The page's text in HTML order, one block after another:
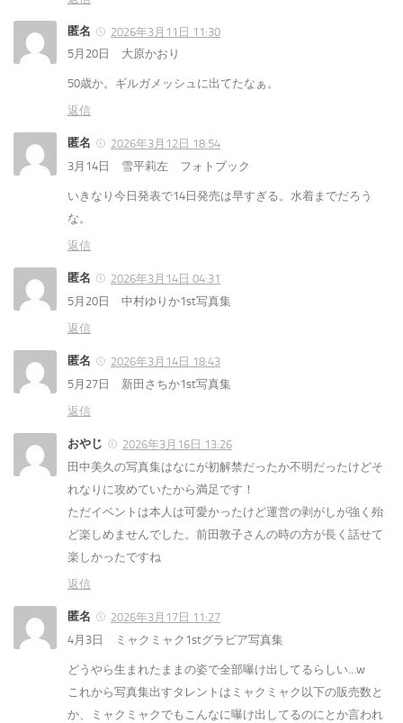
匿名
2026年3月11日 11:30
5月20日 大原かおり
50歳か。ギルガメッシュに出てたなぁ。
返信
匿名
2026年3月12日 18:54
3月14日 雪平莉左 フォトブック
いきなり今日発表で14日発売は早すぎる。水着までだろう
な。
返信
匿名
2026年3月14日 04:31
5月20日 中村ゆりか1st写真集
返信
匿名
2026年3月14日 18:43
5月27日 新田さちか1st写真集
返信
おやじ
2026年3月16日 13:26
田中美久の写真集はなにが初解禁だったか不明だったけどそ
れなりに攻めていたから満足です！
ただイベントは本人は可愛かったけど運営の剥がしが強く殆
ど楽しめませんでした。前田敦子さんの時の方が長く話せて
楽しかったですね
返信
匿名
2026年3月17日 11:27
4月3日 ミャクミャク1stグラビア写真集
どうやら生まれたままの姿で全部曝け出してるらしい…w
これから写真集出すタレントはミャクミャク以下の販売数と
か、ミャクミャクでもこんなに曝け出してるのにとか言われ